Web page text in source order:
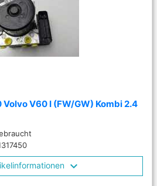
V60 I (FW/GW) Kombi 2.4